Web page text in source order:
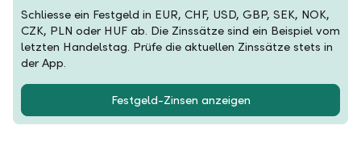
Schliesse ein Festgeld in EUR, CHF, USD, GBP, SEK, NOK,
CZK, PLN oder HUF ab. Die Zinssätze sind ein Beispiel vom
letzten Handelstag. Prüfe die aktuellen Zinssätze stets in
der App.
Festgeld-Zinsen anzeigen